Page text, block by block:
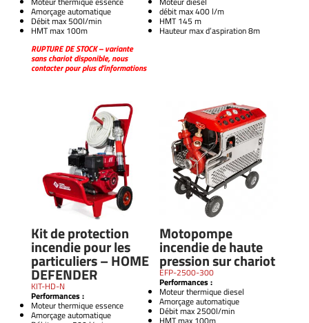
Amorçage automatique
Débit max 500l/min
HMT max 100m
RUPTURE DE STOCK – variante
sans chariot disponible, nous
contacter pour plus d’informations
débit max 400 l/m
HMT 145 m
Hauteur max d’aspiration 8m
Kit de protection
incendie pour les
particuliers – HOME
DEFENDER
KIT-HD-N
Performances :
Moteur thermique essence
Amorçage automatique
Motopompe
incendie de haute
pression sur chariot
EFP-2500-300
Performances :
Moteur thermique diesel
Amorçage automatique
Débit max 2500l/min